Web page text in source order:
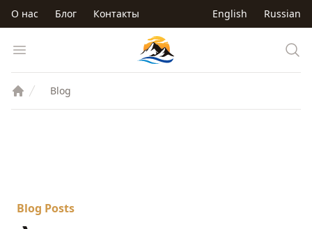
Перейти к основному содержанию
О нас Блог Контакты English Russian
Open menu Trip to Kyrgyzstan
Blog
Blog Posts